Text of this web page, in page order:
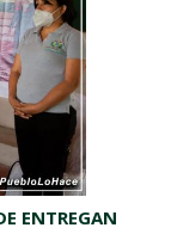
ENTREGAN